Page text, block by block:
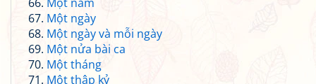
Một ngày
Một ngày và mỗi ngày
Một nửa bài ca
Một tháng
Một thập kỷ